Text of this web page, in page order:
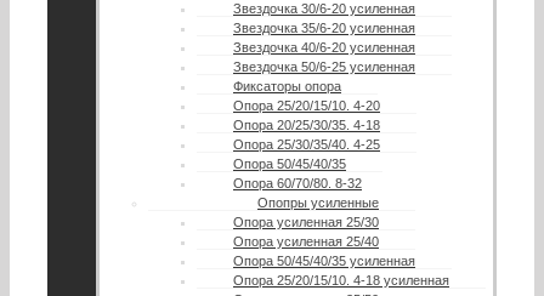
Звездочка 30/6-20 усиленная
Звездочка 35/6-20 усиленная
Звездочка 40/6-20 усиленная
Звездочка 50/6-25 усиленная
Фиксаторы опора
Опора 25/20/15/10. 4-20
Опора 20/25/30/35. 4-18
Опора 25/30/35/40. 4-25
Опора 50/45/40/35
Опора 60/70/80. 8-32
Опопры усиленные
Опора усиленная 25/30
Опора усиленная 25/40
Опора 50/45/40/35 усиленная
Опора 25/20/15/10. 4-18 усиленная